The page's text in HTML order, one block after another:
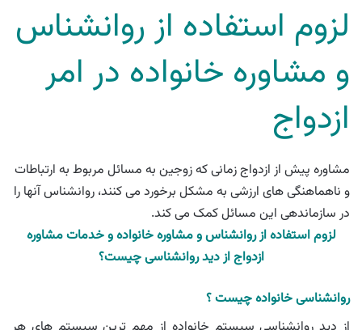
لزوم استفاده از روانشناس
و مشاوره خانواده در امر
ازدواج
مشاوره پیش از ازدواج زمانی که زوجین به مسائل مربوط به ارتباطات
و ناهماهنگی های ارزشی به مشکل برخورد می کنند، روانشناس آنها را
در سازماندهی این مسائل کمک می کند.
لزوم استفاده از روانشناس و مشاوره خانواده و خدمات مشاوره
ازدواج از دید روانشناسی چیست؟
روانشناسی خانواده چیست ؟